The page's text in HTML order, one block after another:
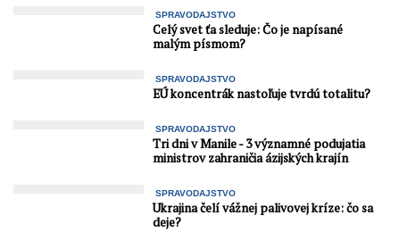
SPRAVODAJSTVO
Celý svet ťa sleduje: Čo je napísané
malým písmom?
SPRAVODAJSTVO
EÚ koncentrák nastoľuje tvrdú totalitu?
SPRAVODAJSTVO
Tri dni v Manile - 3 významné podujatia
ministrov zahraničia ázijských krajín
SPRAVODAJSTVO
Ukrajina čelí vážnej palivovej kríze: čo sa
deje?